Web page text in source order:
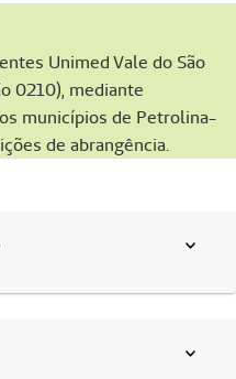
Unimed Vale do São
0210), mediante
municípios de Petrolina-
de abrangência.